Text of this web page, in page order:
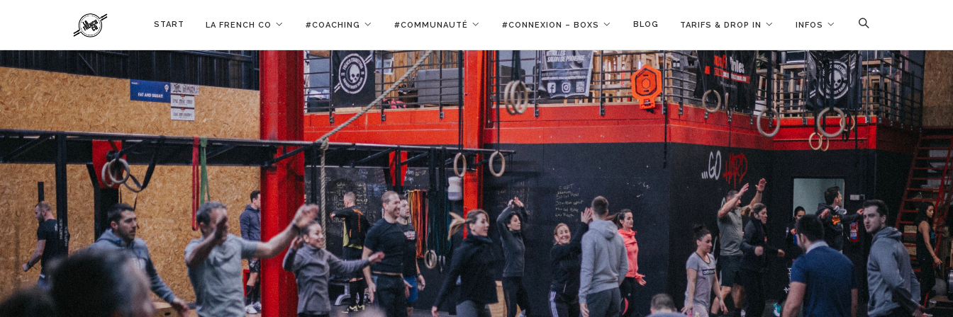
START LA FRENCH CO #COACHING #COMMUNAUTÉ #CONNEXION – BOXS BLOG TARIFS & DROP IN INFOS